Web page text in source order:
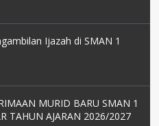
Ijazah di SMAN 1
MURID BARU SMAN 1
TAHUN AJARAN 2026/2027